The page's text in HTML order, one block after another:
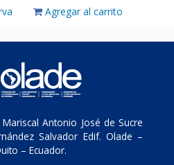
Agregar al carrito
Mariscal Antonio José de Sucre
Salvador Edif. Olade –
– Ecuador.